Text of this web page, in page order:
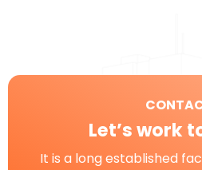
Let’s work
It is a long established